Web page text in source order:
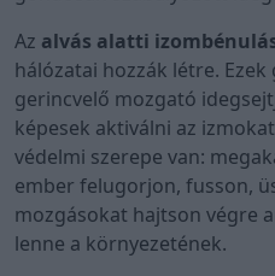
Az alvás alatti
hálózatai hozzák létre.
gerincvelő mozgató
képesek aktiválni az
védelmi szerepe van:
ember felugorjon, fusson,
mozgásokat hajtson végre
lenne a környezetének.